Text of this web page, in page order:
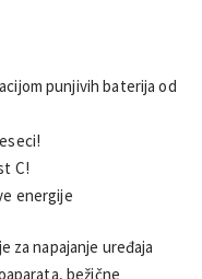
punjivih baterija od
C!
energije
za napajanje uređaja
bežične